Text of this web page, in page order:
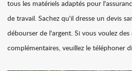
tous les matériels adaptés pour
de travail. Sachez qu'il dresse un devis
débourser de l'argent. Si vous voulez des
complémentaires, veuillez le téléphoner